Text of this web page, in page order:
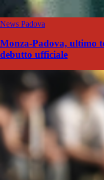
News Padova
Monza-Padova, ultimo
debutto ufficiale